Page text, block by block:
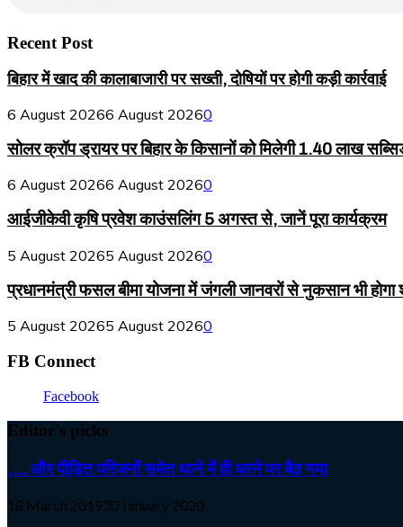
Recent Post
बिहार में खाद की कालाबाजारी पर सख्ती, दोषियों पर होगी कड़ी कार्रवाई
6 August 20266 August 20260
सोलर क्रॉप ड्रायर पर बिहार के किसानों को मिलेगी 1.40 लाख
6 August 20266 August 20260
आईजीकेवी कृषि प्रवेश काउंसलिंग 5 अगस्त से, जानें पूरा कार्यक्रम
5 August 20265 August 20260
प्रधानमंत्री फसल बीमा योजना में जंगली जानवरों से नुकसान भी होगा
5 August 20265 August 20260
FB Connect
Facebook
Editor's picks
…. और पीड़ित परिजनों समेत थाने में ही धरने पर बैठ गया
18 March 201930 January 2020